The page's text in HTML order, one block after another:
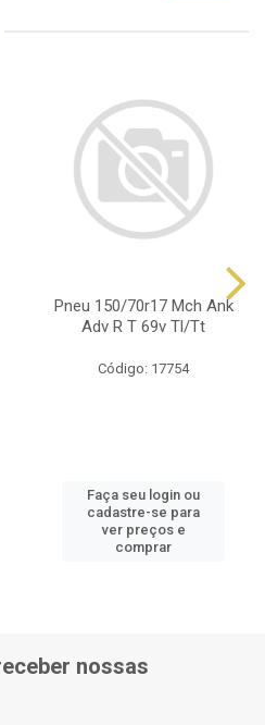
Pneu 150/70r17 Mch Ank
Adv R T 69v Tl/Tt
Código: 17754
Faça seu login ou
cadastre-se para
ver preços e
comprar
nossas